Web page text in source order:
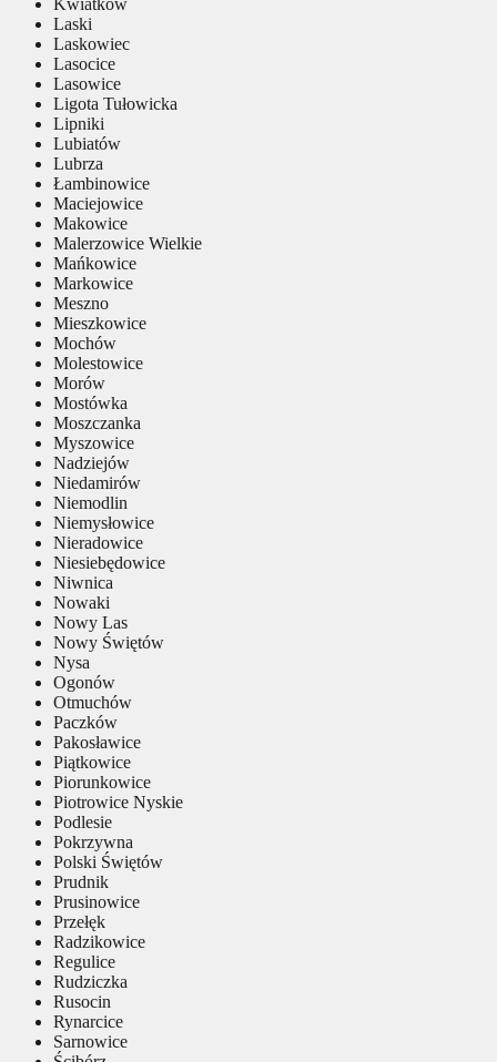
Laski
Laskowiec
Lasocice
Lasowice
Ligota Tułowicka
Lipniki
Lubiatów
Lubrza
Łambinowice
Maciejowice
Makowice
Malerzowice Wielkie
Mańkowice
Markowice
Meszno
Mieszkowice
Mochów
Molestowice
Morów
Mostówka
Moszczanka
Myszowice
Nadziejów
Niedamirów
Niemodlin
Niemysłowice
Nieradowice
Niesiebędowice
Niwnica
Nowaki
Nowy Las
Nowy Świętów
Nysa
Ogonów
Otmuchów
Paczków
Pakosławice
Piątkowice
Piorunkowice
Piotrowice Nyskie
Podlesie
Pokrzywna
Polski Świętów
Prudnik
Prusinowice
Przełęk
Radzikowice
Regulice
Rudziczka
Rusocin
Rynarcice
Sarnowice